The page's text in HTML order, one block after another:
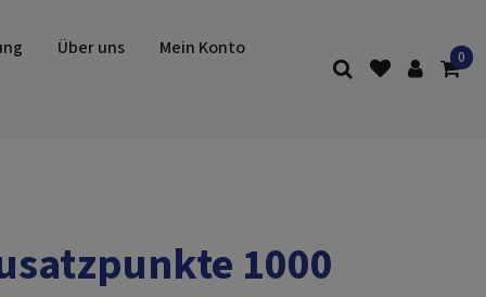
Über uns Mein Konto
1000